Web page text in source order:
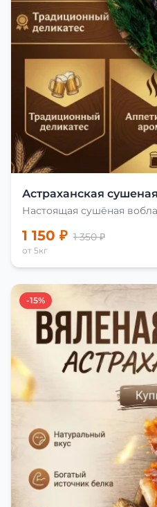
Астраханская
Настоящая сушёная
1 150 ₽ 1 350 ₽
от 5кг
-15%